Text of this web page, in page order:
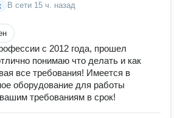
В сети 15 ч. назад
с 2012 года, прошел
понимаю что делать и как
все требования! Имеется в
оборудование для работы
требованиям в срок!